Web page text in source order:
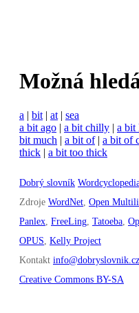
Možná
a | bit | at | sea
a bit ago | a bit chilly | a bit
bit much | a bit of | a bit of
thick | a bit too thick
Dobrý slovník
Zdroje WordNet Open
Panlex FreeLing Tatoeba
OPUS Kelly Project
Kontakt info@dobryslovnik.cz
Creative Commons BY-SA